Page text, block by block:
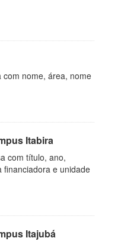
com nome, área, nome
Itabira
com título, ano,
financiadora e unidade
Itajubá